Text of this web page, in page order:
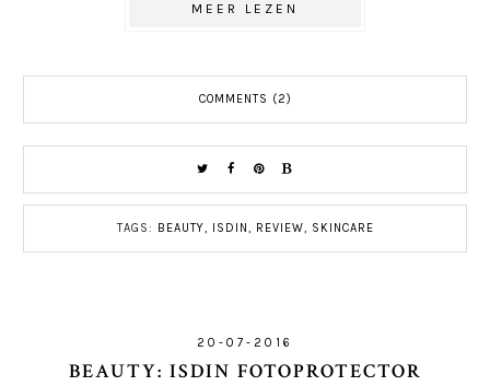
MEER LEZEN
COMMENTS (2)
TAGS: BEAUTY, ISDIN , REVIEW, SKINCARE
20-07-2016
BEAUTY: ISDIN FOTOPROTECTOR